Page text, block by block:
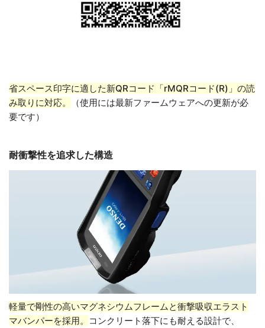
省スペース印字に適した新QRコード「rMQRコード(R)」の読
み取りに対応。
（使用には最新ファームウェアへの更新が必
要です）
耐衝撃性を追求した構造
軽量で剛性の高いマグネシウムフレームと衝撃吸収エラスト
マバンパーを採用。
コンクリート落下にも耐える設計で、